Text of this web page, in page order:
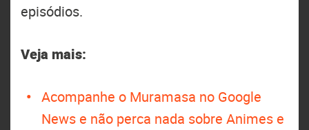
episódios.
Veja mais:
Acompanhe o Muramasa no Google
News e não perca nada sobre Animes e